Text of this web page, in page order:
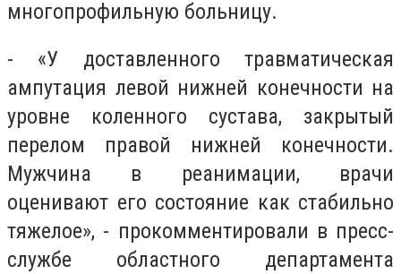
многопрофильную больницу.
- «У доставленного травматическая
ампутация левой нижней конечности на
уровне коленного сустава, закрытый
перелом правой нижней конечности.
Мужчина в реанимации, врачи
оценивают его состояние как стабильно
тяжелое», - прокомментировали в пресс-
службе областного департамента